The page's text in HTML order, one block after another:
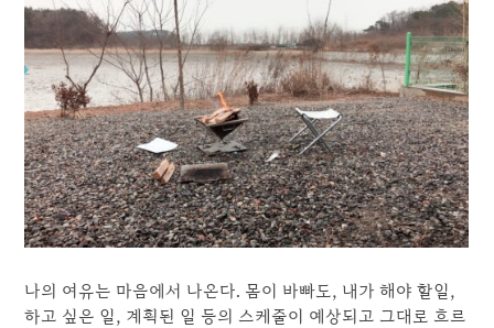
나의 여유는 마음에서 나온다. 몸이 바빠도, 내가 해야 할일,
하고 싶은 일, 계획된 일 등의 스케줄이 예상되고 그대로 흐르